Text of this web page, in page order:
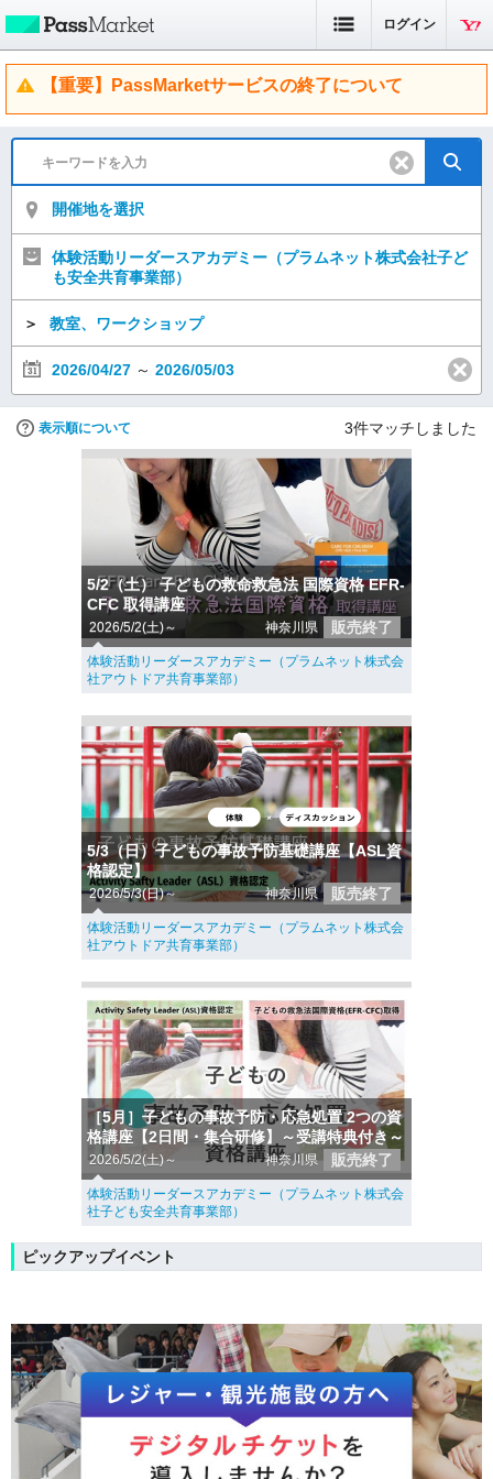
ログイン
【重要】PassMarketサービスの終了について
開催地を選択
体験活動リーダースアカデミー（プラムネット株式会社子ど
も安全共育事業部）
＞ 教室、ワークショップ
2026/04/27 ～ 2026/05/03
表示順について 3件マッチしました
5/2（土） 子どもの救命救急法 国際資格 EFR-
CFC 取得講座
2026/5/2(土)～ 神奈川県 販売終了
体験活動リーダースアカデミー（プラムネット株式会
社アウトドア共育事業部）
5/3（日）子どもの事故予防基礎講座【ASL資
格認定】
2026/5/3(日)～ 神奈川県 販売終了
体験活動リーダースアカデミー（プラムネット株式会
社アウトドア共育事業部）
［5月］子どもの事故予防・応急処置 2つの資
格講座【2日間・集合研修】～受講特典付き～
2026/5/2(土)～ 神奈川県 販売終了
体験活動リーダースアカデミー（プラムネット株式会
社子ども安全共育事業部）
ピックアップイベント